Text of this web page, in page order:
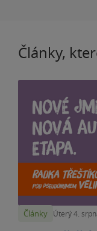
Články,
Články Úterý 4.